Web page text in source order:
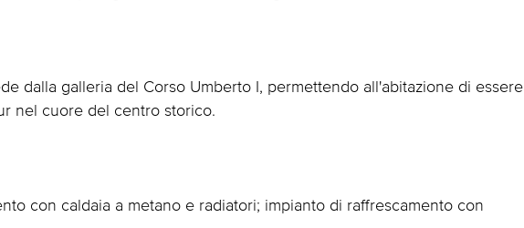
dalla galleria del Corso Umberto I, permettendo all'abitazione di essere
nel cuore del centro storico.
con caldaia a metano e radiatori; impianto di raffrescamento con